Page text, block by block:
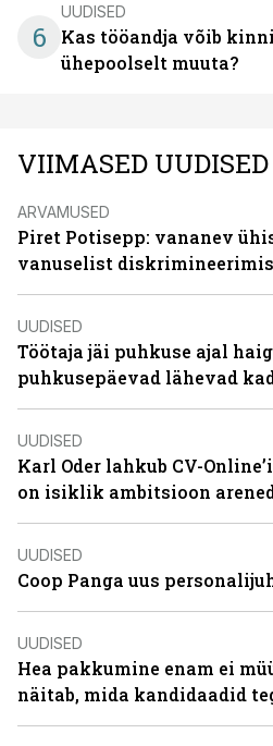
6
UUDISED
Kas tööandja võib
ühepoolselt muuta?
VIIMASED UUDISED
ARVAMUSED
Piret Potisepp: vananev
vanuselist
UUDISED
Töötaja jäi puhkuse ajal
puhkusepäevad lähevad
UUDISED
Karl Oder lahkub CV-
on isiklik ambitsioon
UUDISED
Coop Panga uus
UUDISED
Hea pakkumine enam ei
näitab, mida kandidaadid